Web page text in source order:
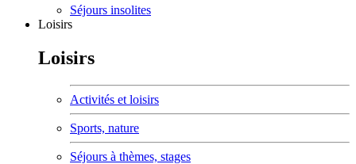
Séjours insolites
Loisirs
Loisirs
Activités et loisirs
Sports, nature
Séjours à thèmes, stages